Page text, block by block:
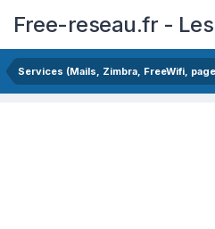
Free-reseau.fr -
Services (Mails, Zimbra, FreeWifi,